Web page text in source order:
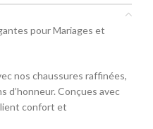
pour le produit
42 44
pour Mariages et
nos chaussures raffinées,
d’honneur. Conçues avec
confort et